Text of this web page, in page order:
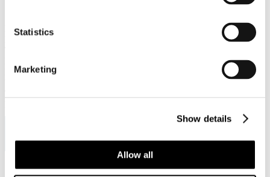
Statistics
Marketing
Show details
Allow all
Milano
Roma
Sei qui: